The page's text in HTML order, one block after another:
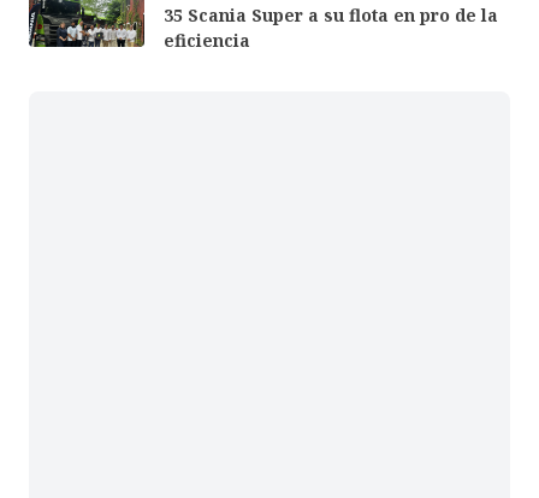
35 Scania Super a su flota en pro de la
eficiencia